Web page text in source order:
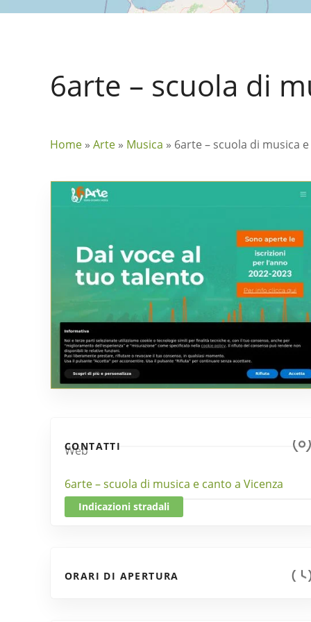
6arte – scuola di
Home » Arte » Musica » 6arte – scuola di musica
CONTATTI
Web
6arte – scuola di musica e canto a Vicenza
Indicazioni stradali
ORARI DI APERTURA